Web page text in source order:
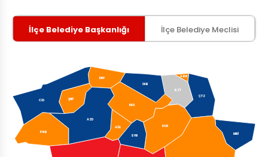
İlçe Belediye Başkanlığı İlçe Belediye Meclisi
ÇTZ
DVR
BZT
ABN
İNB
DNY
CİD ŞNP
KRE
AĞL
SYR
AZD
PNB HNÜ